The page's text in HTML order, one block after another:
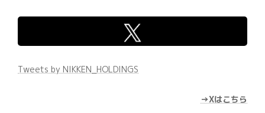
Tweets by NIKKEN_HOLDINGS
→Xはこちら